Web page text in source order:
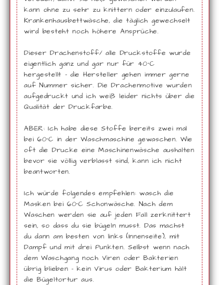
kann ohne zu sehr zu knittern oder einzulaufen.
Krankenhausbettwäsche, die täglich gewechselt
wird besteht noch höhere Ansprüche.
Dieser Drachenstoff/ alle Druckstoffe wurde
eigentlich ganz und gar nur für 40°C
hergestellt - die Hersteller gehen immer gerne
auf Nummer sicher. Die Drachenmotive wurden
aufgedruckt und ich weiß leider nichts über die
Qualität der Druckfarbe.
ABER: Ich habe diese Stoffe bereits zwei mal
bei 60°C in der Waschmaschine gewaschen. Wie
oft die Drucke eine Maschinenwäsche aushalten
bevor sie völlig verblasst sind, kann ich nicht
beantworten.
Ich würde folgendes empfehlen: wasch die
Masken bei 60°C Schonwäsche. Nach dem
Waschen werden sie auf jeden Fall zerknittert
sein, so dass du sie bügeln musst. Das machst
du dann am besten von links (Innenseite), mit
Dampf und mit drei Punkten. Selbst wenn nach
dem Waschgang noch Viren oder Bakterien
übrig blieben - kein Virus oder Bakterium hält
die Bügeltortur aus.